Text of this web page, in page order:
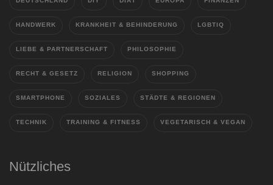
HANDWERK KRANKHEIT & BEHINDERUNG LGBTIQ
LIEBE & PARTNERSCHAFT PHILOSOPHIE
RECHT & GESETZ RELIGION SHOPPING
SMARTPHONE SOZIALES STÄDTE & REGIONEN
TECHNIK TRAINING & FITNESS VEGETARISCH & VEGAN
Nützliches